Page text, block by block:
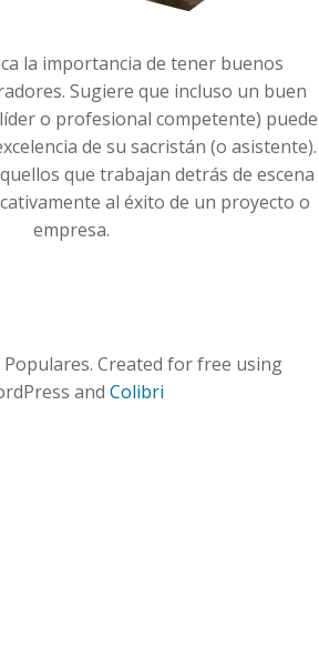
la importancia de tener buenos
Sugiere que incluso un buen
o profesional competente) puede
de su sacristán (o asistente).
que trabajan detrás de escena
al éxito de un proyecto o
empresa.
Created for free using
and Colibri